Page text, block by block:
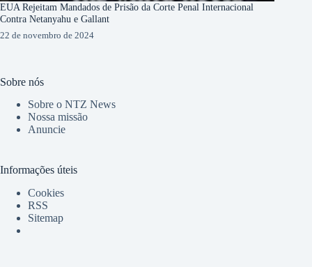
EUA Rejeitam Mandados de Prisão da Corte Penal Internacional
Contra Netanyahu e Gallant
22 de novembro de 2024
Sobre nós
Sobre o NTZ News
Nossa missão
Anuncie
Informações úteis
Cookies
RSS
Sitemap